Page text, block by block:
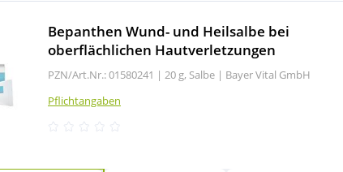
Bepanthen Wund- und Heilsalbe bei
oberflächlichen Hautverletzungen
PZN/Art.Nr.: 01580241 | 20 g, Salbe | Bayer Vital GmbH
Pflichtangaben